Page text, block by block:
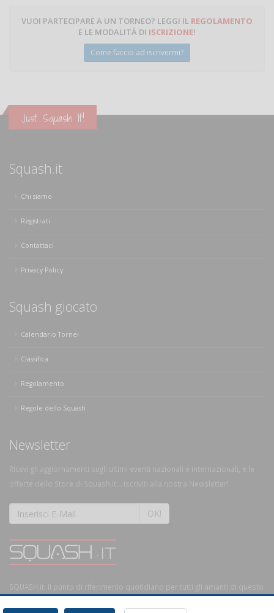
VUOI PARTECIPARE A UN TORNEO? LEGGI IL REGOLAMENTO
E LE MODALITÀ DI ISCRIZIONE!
Come faccio ad iscrivermi?
Just Squash It!
Squash.it
Chi siamo
Registrati
Contattaci
Privacy Policy
Squash giocato
Calendario Tornei
Classifica
Regolamento
Regole dello Squash
Newsletter
Ricevi gli aggiornamenti sugli ultimi eventi nazionali e internazionali, e le
offerte dello Store di Squash.it... Iscriviti alla nostra Newsletter!
OK!
SQUASH.it: Il punto di riferimento quotidiano per tutti gli amanti di questo